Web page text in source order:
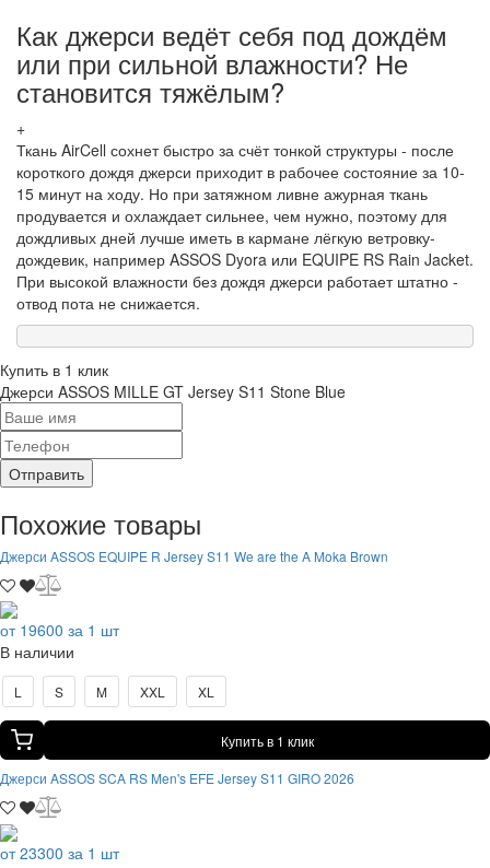
Как джерси ведёт себя под дождём
или при сильной влажности? Не
становится тяжёлым?
+
Ткань AirCell сохнет быстро за счёт тонкой структуры - после
короткого дождя джерси приходит в рабочее состояние за 10-
15 минут на ходу. Но при затяжном ливне ажурная ткань
продувается и охлаждает сильнее, чем нужно, поэтому для
дождливых дней лучше иметь в кармане лёгкую ветровку-
дождевик, например ASSOS Dyora или EQUIPE RS Rain Jacket.
При высокой влажности без дождя джерси работает штатно -
отвод пота не снижается.
Купить в 1 клик
Джерси ASSOS MILLE GT Jersey S11 Stone Blue
Отправить
Похожие товары
Джерси ASSOS EQUIPE R Jersey S11 We are the A Moka Brown
от 19600 за 1 шт
В наличии
L S M XXL XL
Купить в 1 клик
Джерси ASSOS SCA RS Men's EFE Jersey S11 GIRO 2026
от 23300 за 1 шт